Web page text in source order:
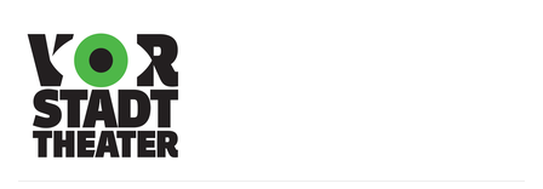
Haupt-
Inhalt
springen